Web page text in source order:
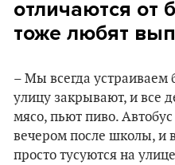
отличаются от
тоже любят
– Мы всегда
улицу закрывают, и все
мясо, пьют пиво.
вечером после школы, и
просто тусуются на